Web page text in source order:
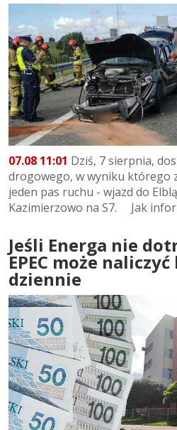
07.08 11:01 Dziś, 7 sierpnia,
drogowego, w wyniku którego
jeden pas ruchu - wjazd do
Kazimierzowo na S7. Jak
Jeśli Energa nie
EPEC może
dziennie